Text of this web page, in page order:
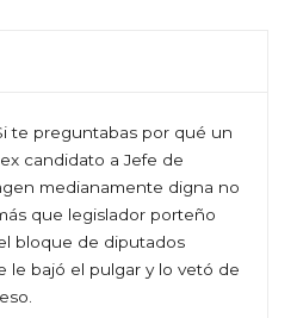
te preguntabas por qué un
candidato a Jefe de
medianamente digna no
que legislador porteño
bloque de diputados
le bajó el pulgar y lo vetó de